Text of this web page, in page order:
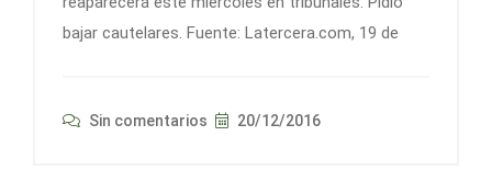
bajar cautelares. Fuente: Latercera.com, 19 de
Sin comentarios 20/12/2016